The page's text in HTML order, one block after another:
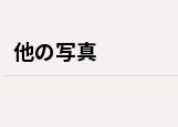
他の写真